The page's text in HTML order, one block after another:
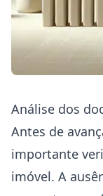
Análise dos
Antes de
importante
imóvel. A